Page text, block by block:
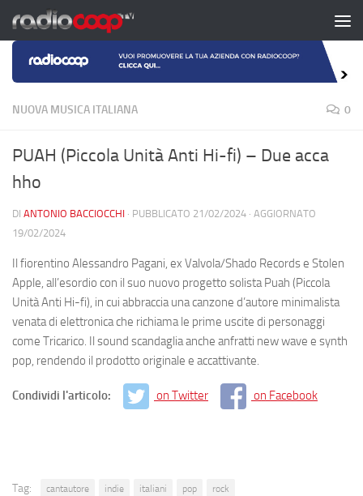
Salta al contenuto
NUOVA MUSICA ITALIANA 0
PUAH (Piccola Unità Anti Hi-fi) – Due acca
hho
DI ANTONIO BACCIOCCHI · PUBBLICATO 21/02/2024 · AGGIORNATO
19/02/2024
Il fiorentino Alessandro Pagani, ex Valvola/Shado Records e Stolen
Apple, all’esordio con il suo nuovo progetto solista Puah (Piccola
Unità Anti Hi-fi), in cui abbraccia una canzone d’autore minimalista
venata di elettronica che richiama le prime uscite di personaggi
come Tricarico. Il sound scandaglia anche anfratti new wave e synth
pop, rendendo il prodotto originale e accattivante.
Condividi l'articolo: on Twitter on Facebook
Tag: cantautore indie italiani pop rock